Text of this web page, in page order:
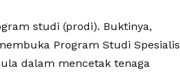
studi (prodi). Buktinya,
Program Studi Spesialis
dalam mencetak tenaga